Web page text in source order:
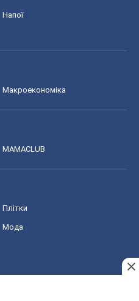
Напої
Макроекономіка
MAMACLUB
Плітки
Мода